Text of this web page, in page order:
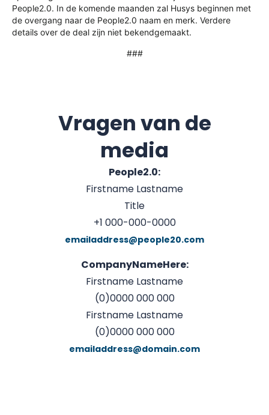
People2.0. In de komende maanden zal Husys beginnen met
de overgang naar de People2.0 naam en merk. Verdere
details over de deal zijn niet bekendgemaakt.
###
Vragen van de
media
People2.0:
Firstname Lastname
Title
+1 000-000-0000
emailaddress@people20.com
CompanyNameHere:
Firstname Lastname
(0)0000 000 000
Firstname Lastname
(0)0000 000 000
emailaddress@domain.com